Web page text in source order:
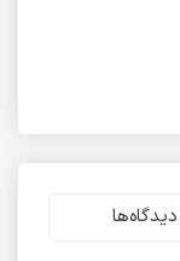
دیدگاه‌ها